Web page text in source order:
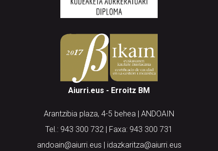
Aiurri.eus - Erroitz BM
Arantzibia plaza, 4-5 behea | ANDOAIN
Tel.: 943 300 732 | Faxa: 943 300 731
andoain@aiurri.eus | idazkaritza@aiurri.eus